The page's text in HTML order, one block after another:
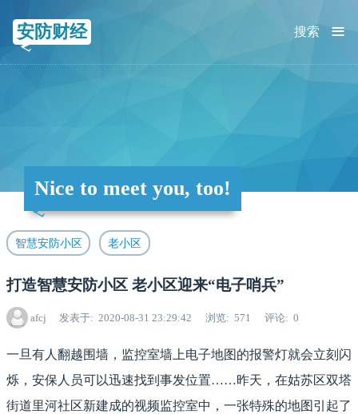
安防财经 ≡
搜索
Nice to meet you, too!
智慧安防小区 老小区
打造智慧安防小区 老小区迎来“电子哨兵”
afcj 发表于 2020-08-31 23:29:42 浏览 571 评论 0
一旦有人翻越围墙，监控室墙上电子地图的报警灯就会立刻闪
烁，安保人员可以迅速找到事发位置……昨天，在姑苏区双塔
街道里河社区新建成的视频监控室中，一张特殊的地图引起了